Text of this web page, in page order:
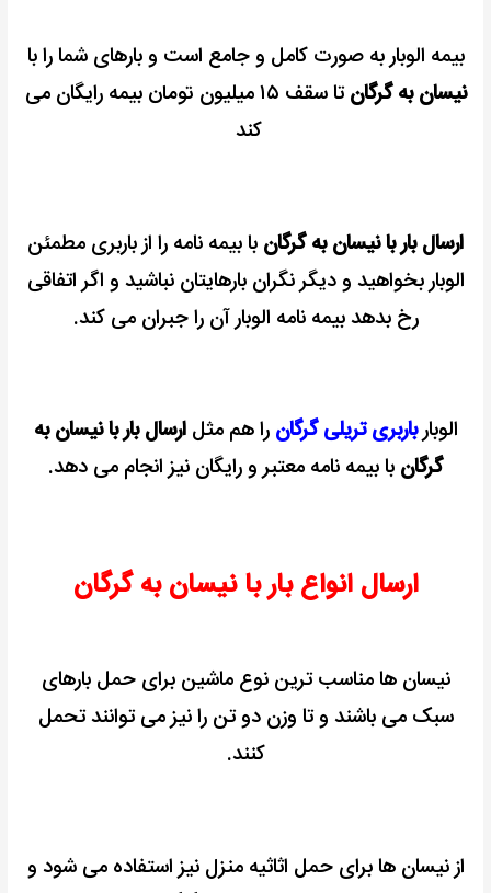
بیمه الوبار به صورت کامل و جامع است و بارهای شما را با
نیسان به گرگان
تا سقف ۱۵ میلیون تومان بیمه رایگان می
کند
ارسال بار با نیسان به گرگان با بیمه نامه را از باربری مطمئن
الوبار بخواهید و دیگر نگران بارهایتان نباشید و اگر اتفاقی
رخ بدهد بیمه نامه الوبار آن را جبران می کند.
الوبارباربری تریلی گرگان را هم مثلارسال بار با نیسان به
گرگان با بیمه نامه معتبر و رایگان نیز انجام می دهد.
ارسال انواع بار با نیسان به گرگان
نیسان ها مناسب ترین نوع ماشین برای حمل بارهای
سبک می باشند و تا وزن دو تن را نیز می توانند تحمل
کنند.
از نیسان ها برای حمل اثاثیه منزل نیز استفاده می شود و